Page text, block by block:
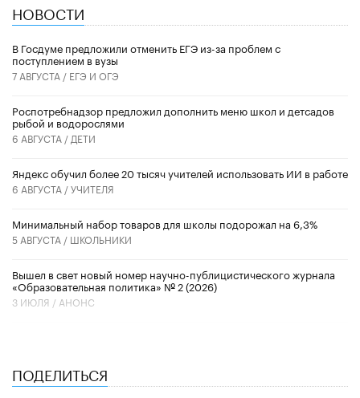
НОВОСТИ
В Госдуме предложили отменить ЕГЭ из-за проблем с
поступлением в вузы
7 АВГУСТА / ЕГЭ И ОГЭ
Роспотребнадзор предложил дополнить меню школ и детсадов
рыбой и водорослями
6 АВГУСТА / ДЕТИ
​Яндекс обучил более 20 тысяч учителей использовать ИИ в работе
6 АВГУСТА /УЧИТЕЛЯ
Минимальный набор товаров для школы подорожал на 6,3%
5 АВГУСТА / ШКОЛЬНИКИ
Вышел в свет новый номер научно-публицистического журнала
«Образовательная политика» № 2 (2026)
3 ИЮЛЯ / АНОНС
ПОДЕЛИТЬСЯ